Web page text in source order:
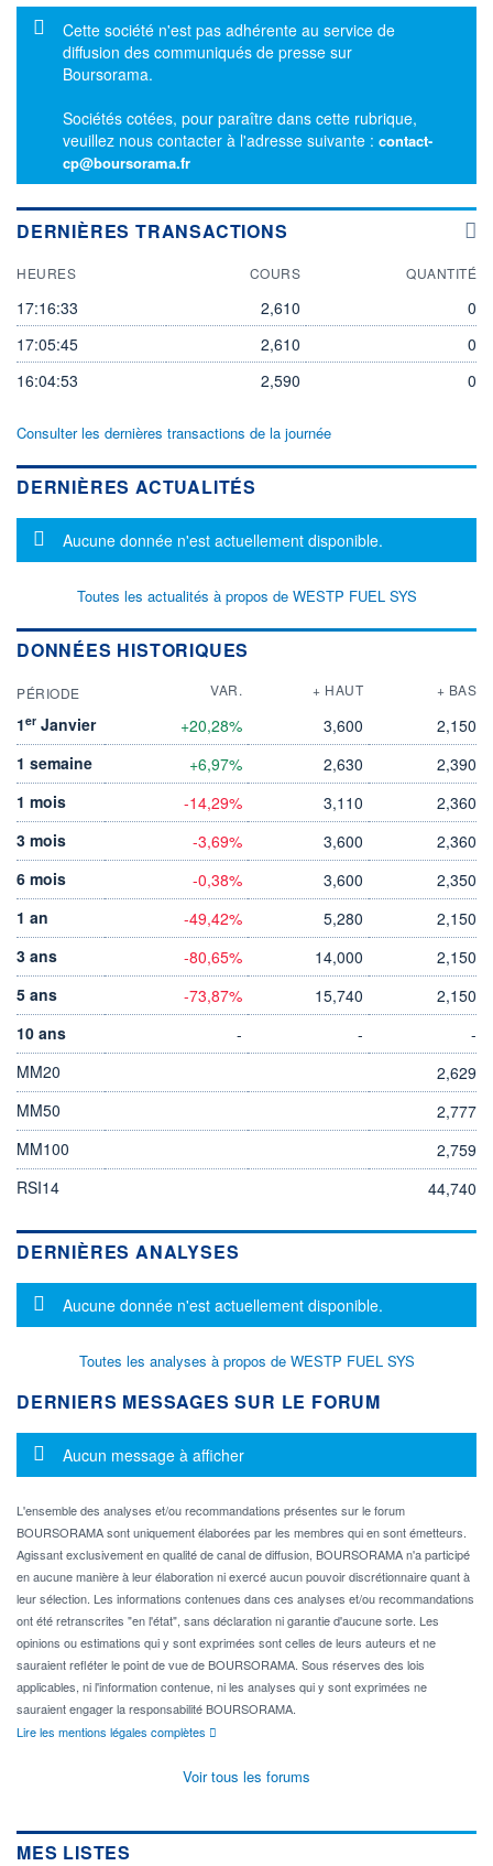
Message d'information
Cette société n'est pas adhérente au service de
diffusion des communiqués de presse sur
Boursorama.
Sociétés cotées, pour paraître dans cette rubrique,
veuillez nous contacter à l'adresse suivante : contact-
cp@boursorama.fr
DERNIÈRES TRANSACTIONS
HEURES COURS QUANTITÉ
17:16:33 2,610
0
17:05:45
2,610
0
16:04:53
2,590 0
Consulter les dernières transactions de la journée
DERNIÈRES ACTUALITÉS
Message d'information
Aucune donnée n'est actuellement disponible.
Toutes les actualités à propos de WESTP FUEL SYS
DONNÉES HISTORIQUES
PÉRIODE VAR. + HAUT + BAS
1er Janvier +20,28% 3,600
2,150
1 semaine
+6,97% 2,630
2,390
1 mois
-14,29% 3,110
2,360
3 mois
-3,69% 3,600
2,360
6 mois
-0,38% 3,600
2,350
1 an
-49,42% 5,280
2,150
3 ans
-80,65% 14,000
2,150
5 ans
-73,87% 15,740
2,150
10 ans
- -
-
MM20
2,629
MM50
2,777
MM100
2,759
RSI14
44,740
DERNIÈRES ANALYSES
Message d'information
Aucune donnée n'est actuellement disponible.
Toutes les analyses à propos de WESTP FUEL SYS
DERNIERS MESSAGES SUR LE FORUM
Message d'information
Aucun message à afficher
L'ensemble des analyses et/ou recommandations présentes sur le forum
BOURSORAMA sont uniquement élaborées par les membres qui en sont émetteurs.
Agissant exclusivement en qualité de canal de diffusion, BOURSORAMA n'a participé
en aucune manière à leur élaboration ni exercé aucun pouvoir discrétionnaire quant à
leur sélection. Les informations contenues dans ces analyses et/ou recommandations
ont été retranscrites "en l'état", sans déclaration ni garantie d'aucune sorte. Les
opinions ou estimations qui y sont exprimées sont celles de leurs auteurs et ne
sauraient refléter le point de vue de BOURSORAMA. Sous réserves des lois
applicables, ni l'information contenue, ni les analyses qui y sont exprimées ne
sauraient engager la responsabilité BOURSORAMA.
Lire les mentions légales complètes
Voir tous les forums
MES LISTES